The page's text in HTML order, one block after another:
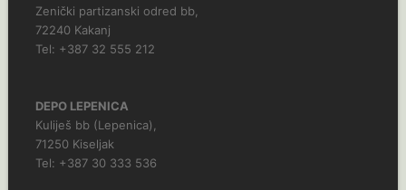
Zenički partizanski odred bb,
72240 Kakanj
Tel: +387 32 555 212
DEPO LEPENICA
Kuliješ bb (Lepenica),
71250 Kiseljak
Tel: +387 30 333 536